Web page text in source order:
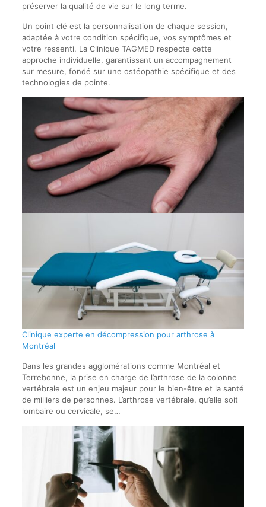
préserver la qualité de vie sur le long terme.
Un point clé est la personnalisation de chaque session,
adaptée à votre condition spécifique, vos symptômes et
votre ressenti. La Clinique TAGMED respecte cette
approche individuelle, garantissant un accompagnement
sur mesure, fondé sur une ostéopathie spécifique et des
technologies de pointe.
Clinique experte en décompression pour arthrose à
Montréal
Dans les grandes agglomérations comme Montréal et
Terrebonne, la prise en charge de l’arthrose de la colonne
vertébrale est un enjeu majeur pour le bien-être et la santé
de milliers de personnes. L’arthrose vertébrale, qu’elle soit
lombaire ou cervicale, se…